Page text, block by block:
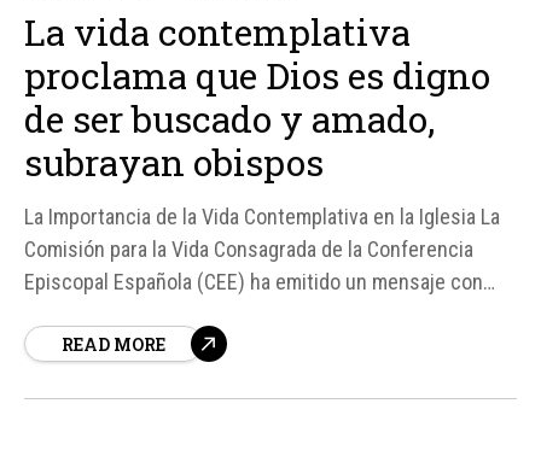
La vida contemplativa
proclama que Dios es digno
de ser buscado y amado,
subrayan obispos
La Importancia de la Vida Contemplativa en la Iglesia La
Comisión para la Vida Consagrada de la Conferencia
Episcopal Española (CEE) ha emitido un mensaje con
de mayo, solemnidad de la Santísima Trinidad. En este
READ MORE